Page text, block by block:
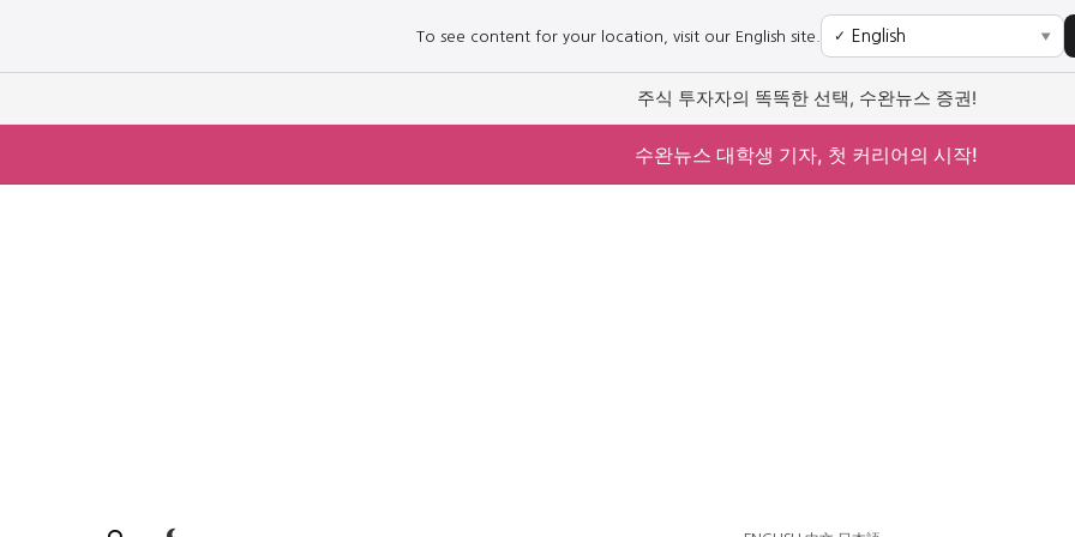
To see content for your location, visit our English site. ✓ ▼
주식 투자자의 똑똑한 선택, 수완뉴스 증권!
수완뉴스 대학생 기자, 첫 커리어의 시작!